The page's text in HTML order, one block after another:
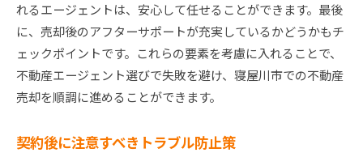
れるエージェントは、安心して任せることができます。最後
に、売却後のアフターサポートが充実しているかどうかもチ
ェックポイントです。これらの要素を考慮に入れることで、
不動産エージェント選びで失敗を避け、寝屋川市での不動産
売却を順調に進めることができます。
契約後に注意すべきトラブル防止策